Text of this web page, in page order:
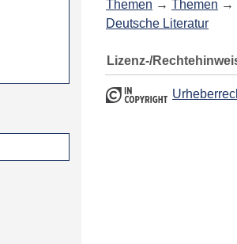
Themen → Themen →
Deutsche Literatur
Lizenz-/